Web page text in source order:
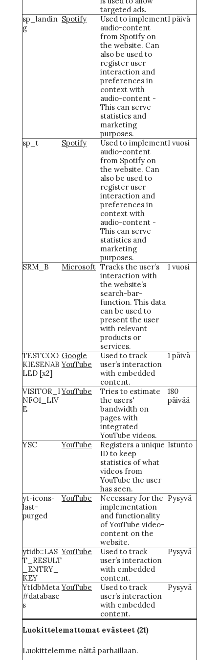
targeted ads.
sp_landin
g
Spotify
Used to implement
audio-content
from Spotify on
the website. Can
also be used to
register user
interaction and
preferences in
context with
audio-content -
This can serve
statistics and
marketing
purposes.
1 päivä
sp_t Spotify
Used to implement
audio-content
from Spotify on
the website. Can
also be used to
register user
interaction and
preferences in
context with
audio-content -
This can serve
statistics and
marketing
purposes.
1 vuosi
SRM_B Microsoft Tracks the user’s
interaction with
the website’s
search-bar-
function. This data
can be used to
present the user
with relevant
products or
services.
1 vuosi
TESTCOO
KIESENAB
LED [x2]
Google
YouTube
Used to track
user’s interaction
with embedded
content.
1 päivä
VISITOR_I
NFO1_LIV
E
YouTube
Tries to estimate
the users'
bandwidth on
pages with
integrated
YouTube videos.
180
päivää
YSC YouTube
Registers a unique
ID to keep
statistics of what
videos from
YouTube the user
has seen.
Istunto
yt-icons-
last-
purged
YouTube
Necessary for the
implementation
and functionality
of YouTube video-
content on the
website.
Pysyvä
ytidb::LAS
T_RESULT
_ENTRY_
KEY
YouTube
Used to track
user’s interaction
with embedded
content.
Pysyvä
YtIdbMeta
#database
s
YouTube
Used to track
user’s interaction
with embedded
content.
Pysyvä
Luokittelemattomat evästeet (21)
Luokittelemme näitä parhaillaan.